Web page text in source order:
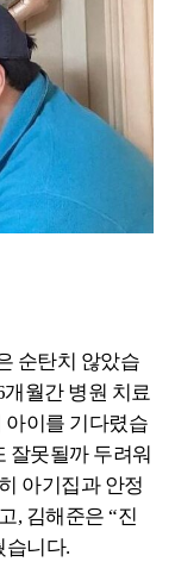
순탄치 않았습
월간 병원 치료
아이를 기다렸습
잘못될까 두려워
아기집과 안정
, 김해준은 “진
습니다.